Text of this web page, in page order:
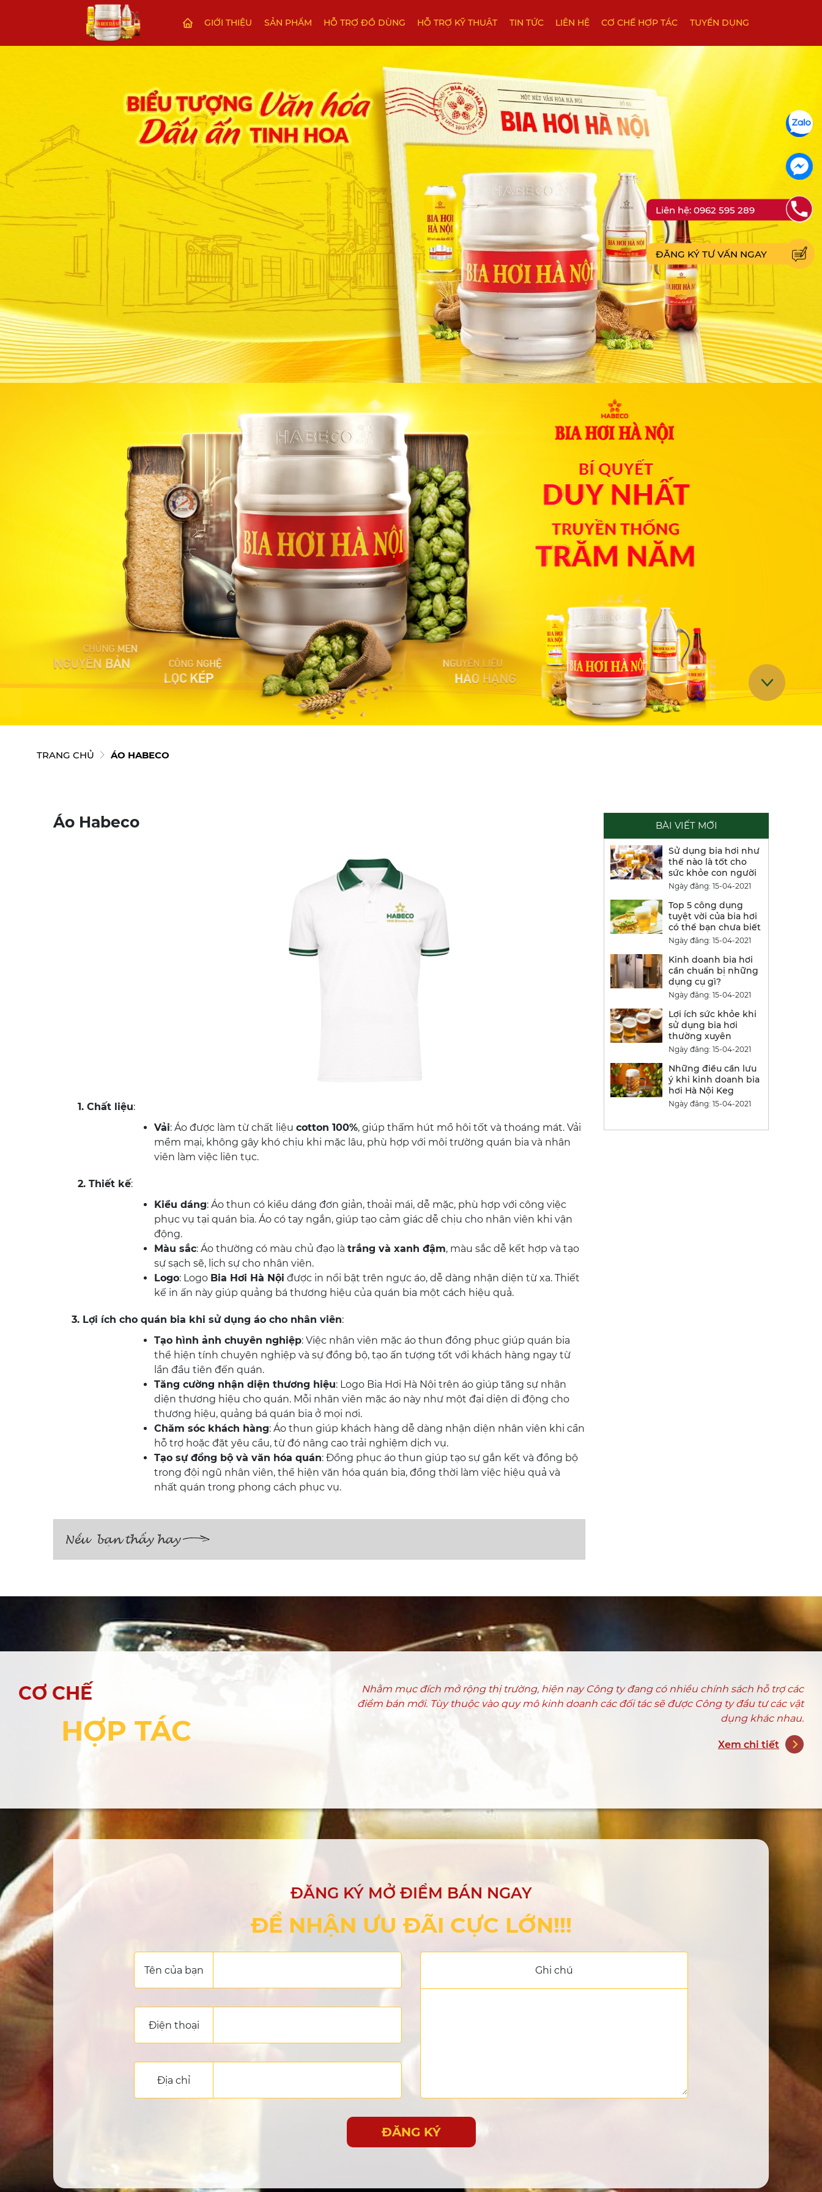
GIỚI THIỆU SẢN PHẨM HỖ TRỢ ĐỒ DÙNG HỖ TRỢ KỸ THUẬT TIN TỨC LIÊN HỆ CƠ CHẾ HỢP TÁC TUYỂN DỤNG
Liên hệ: 0962 595 289
ĐĂNG KÝ TƯ VẤN NGAY
TRANG CHỦ ÁO HABECO
Áo Habeco
1. Chất liệu:
Vải: Áo được làm từ chất liệu cotton 100%, giúp thấm hút mồ hôi tốt và thoáng mát. Vải
mềm mại, không gây khó chịu khi mặc lâu, phù hợp với môi trường quán bia và nhân
viên làm việc liên tục.
2. Thiết kế:
Kiểu dáng: Áo thun có kiểu dáng đơn giản, thoải mái, dễ mặc, phù hợp với công việc
phục vụ tại quán bia. Áo có tay ngắn, giúp tạo cảm giác dễ chịu cho nhân viên khi vận
động.
Màu sắc: Áo thường có màu chủ đạo là trắng và xanh đậm, màu sắc dễ kết hợp và tạo
sự sạch sẽ, lịch sự cho nhân viên.
Logo: Logo Bia Hơi Hà Nội được in nổi bật trên ngực áo, dễ dàng nhận diện từ xa. Thiết
kế in ấn này giúp quảng bá thương hiệu của quán bia một cách hiệu quả.
3. Lợi ích cho quán bia khi sử dụng áo cho nhân viên:
Tạo hình ảnh chuyên nghiệp: Việc nhân viên mặc áo thun đồng phục giúp quán bia
thể hiện tính chuyên nghiệp và sự đồng bộ, tạo ấn tượng tốt với khách hàng ngay từ
lần đầu tiên đến quán.
Tăng cường nhận diện thương hiệu: Logo Bia Hơi Hà Nội trên áo giúp tăng sự nhận
diện thương hiệu cho quán. Mỗi nhân viên mặc áo này như một đại diện di động cho
thương hiệu, quảng bá quán bia ở mọi nơi.
Chăm sóc khách hàng: Áo thun giúp khách hàng dễ dàng nhận diện nhân viên khi cần
hỗ trợ hoặc đặt yêu cầu, từ đó nâng cao trải nghiệm dịch vụ.
Tạo sự đồng bộ và văn hóa quán: Đồng phục áo thun giúp tạo sự gắn kết và đồng bộ
trong đội ngũ nhân viên, thể hiện văn hóa quán bia, đồng thời làm việc hiệu quả và
nhất quán trong phong cách phục vụ.
BÀI VIẾT MỚI
Sử dụng bia hơi như
thế nào là tốt cho
sức khỏe con người
Ngày đăng: 15-04-2021
Top 5 công dụng
tuyệt vời của bia hơi
có thể bạn chưa biết
Ngày đăng: 15-04-2021
Kinh doanh bia hơi
cần chuẩn bị những
dụng cụ gì?
Ngày đăng: 15-04-2021
Lợi ích sức khỏe khi
sử dụng bia hơi
thường xuyên
Ngày đăng: 15-04-2021
Những điều cần lưu
ý khi kinh doanh bia
hơi Hà Nội Keg
Ngày đăng: 15-04-2021
CƠ CHẾ
HỢP TÁC
Nhằm mục đích mở rộng thị trường, hiện nay Công ty đang có nhiều chính sách hỗ trợ các
điểm bán mới. Tùy thuộc vào quy mô kinh doanh các đối tác sẽ được Công ty đầu tư các vật
dụng khác nhau.
Xem chi tiết
ĐĂNG KÝ MỞ ĐIỂM BÁN NGAY
ĐỂ NHẬN ƯU ĐÃI CỰC LỚN!!!
Tên của bạn
Điện thoại
Địa chỉ
Ghi chú
ĐĂNG KÝ